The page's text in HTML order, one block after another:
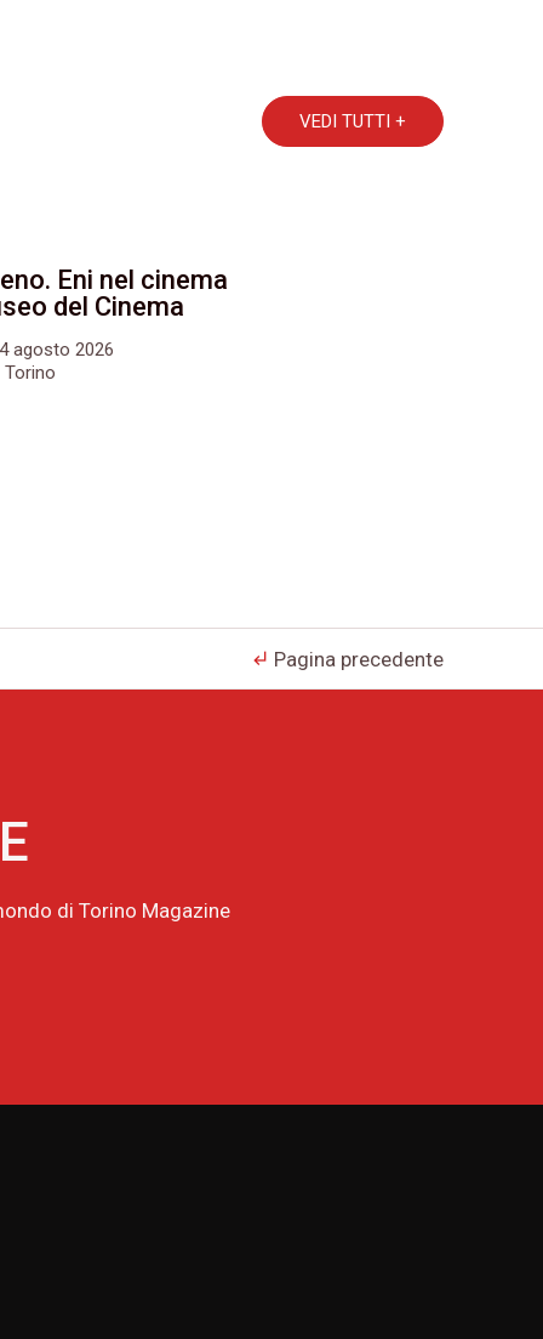
VEDI TUTTI +
Eni nel cinema
del Cinema
agosto 2026
Torino
subdirectory_arrow_left Pagina precedente
di Torino Magazine